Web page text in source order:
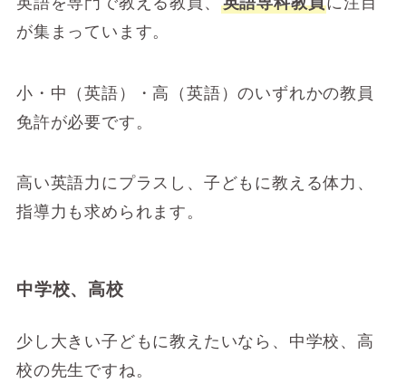
が集まっています。
小・中（英語）・高（英語）のいずれかの教員
免許が必要です。
高い英語力にプラスし、子どもに教える体力、
指導力も求められます。
中学校、高校
少し大きい子どもに教えたいなら、中学校、高
校の先生ですね。